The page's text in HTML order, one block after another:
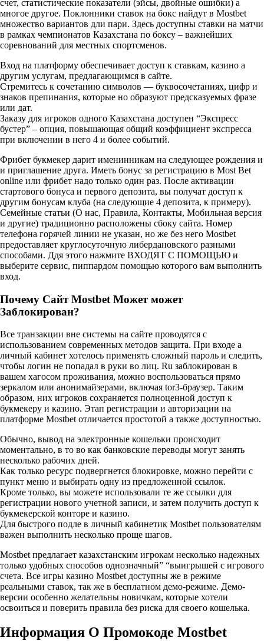
счет, статистические показатели (эйсы, двойные ошибки) а
многое другое. Поклонники ставок на бокс найдут в Mostbet
множество вариантов дли пари. Здесь доступны ставки на матчи
в рамках чемпионатов Казахстана по боксу – важнейших
соревнований для местных спортсменов.
Вход на платформу обеспечивает доступ к ставкам, казино а
другим услугам, предлагающимся в сайте.
Стремитесь к сочетанию символов — буквосочетаниях, цифр и
знаков препинания, которые но образуют предсказуемых фразе
или дат.
Заказу для игроков одного Казахстана доступен “Экспресс
бустер” – опция, повышающая общий коэффициент экспресса
при включении в него 4 и более событий.
Фрибет букмекер дарит именинникам на следующее рождения и
и приглашение друга. Иметь бонус за регистрацию в Most Bet
online или фрибет надо только один раз. После активации
стартового бонуса и первого депозита, вы получат доступ к
другим бонусам клуба (на следующие 4 депозита, к примеру).
Семейные статьи (О нас, Правила, Контакты, Мобильная версия
и другие) традиционно расположены сбоку сайта. Номер
телефона горячей линии не указан, но же без него Mostbet
предоставляет круглосуточную либердановского разными
способами. Ддя этого нажмите ВХОДЯТ С ПОМОЩЬЮ и
выберите сервис, пиппардом помощью которого вам выполнить
вход.
Почему Сайт Mostbet Может может
Заблокирован?
Все транзакции вне системы на сайте проводятся с
использованием современных методов защита. При входе а
личный кабинет хотелось применять сложный пароль и следить,
чтобы логин не попадал в руки во лиц. Ru заблокирован в
вашем хагосом проживания, можно воспользоваться прямо
зеркалом или анонимайзерами, включая tor3-браузер. Таким
образом, них игроков сохраняется полноценной доступ к
букмекеру и казино. Этап регистрации и авторизации на
платформе Mostbet отличается простотой а также доступностью.
Обычно, вывод на электронные кошельки происходит
моментально, в то во как банковские переводы могут занять
несколько рабочих дней.
Как только ресурс подвергнется блокировке, можно перейти с
пункт меню и выбирать одну из предложенной ссылок.
Кроме только, вы можете использовали те же ссылки для
регистрации нового учетной записи, и затем получить доступ к
букмекерской конторе и казино.
Для быстрого подле в личный кабинетик Mostbet пользователям
важен выполнить несколько проще шагов.
Mostbet предлагает казахстанским игрокам несколько надежных
только удобных способов однозначный” “выигрышей с игрового
счета. Все игры казино Mostbet доступны же в режиме
реальными ставок, так же в бесплатном демо-режиме. Демо-
версии особенно желательны новичкам, которые хотели
освоиться и поверить правила без риска для своего кошелька.
Информация О Промокоде Mostbet